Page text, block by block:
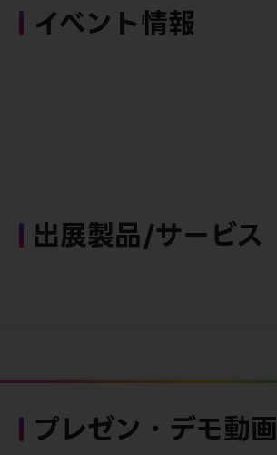
イベント情報
出展製品/サービス
プレゼン・デモ動画